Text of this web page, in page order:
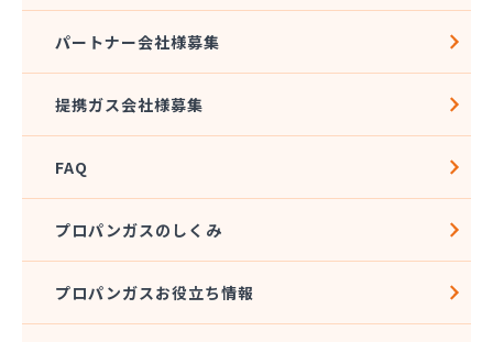
四国溶材商事株式会社
寺田ガスセンター
松本燃料店
上浦ガス有限会社
上甲石油店
上松プロパン株式会社
新谷商店
西島石油
西日本石油瓦斯株式会社
パートナー会社様募集
提携ガス会社様募集
FAQ
プロパンガスのしくみ
プロパンガスお役立ち情報